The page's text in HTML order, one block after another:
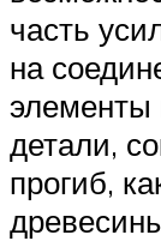
часть
на
элементы
детали,
прогиб,